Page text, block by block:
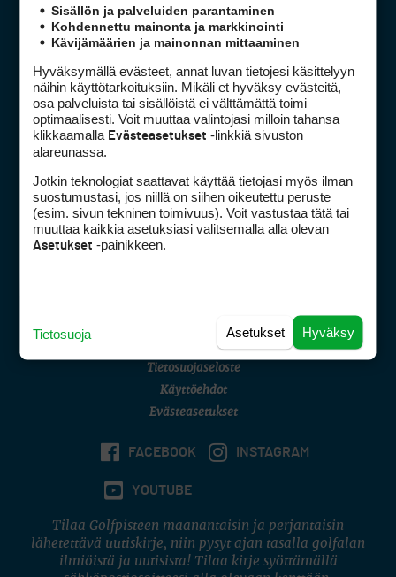
Golfpiste mediakortti
Golfpisteen yhteystiedot
DSA avoimuusraportti
Asiakaspalvelu
(digi) digi@otavamedia.fi
Tietosuojaseloste
Käyttöehdot
Evästeasetukset
FACEBOOK INSTAGRAM
YOUTUBE
Tilaa Golfpisteen maanantaisin ja perjantaisin
lähetettävä uutiskirje, niin pysyt ajan tasalla golfalan
ilmiöistä ja uutisista! Tilaa kirje syöttämällä
Sisällön ja palveluiden parantaminen
Kohdennettu mainonta ja markkinointi
Kävijämäärien ja mainonnan mittaaminen
Hyväksymällä evästeet, annat luvan tietojesi käsittelyyn
näihin käyttötarkoituksiin. Mikäli et hyväksy evästeitä,
osa palveluista tai sisällöistä ei välttämättä toimi
optimaalisesti. Voit muuttaa valintojasi milloin tahansa
klikkaamalla Evästeasetukset -linkkiä sivuston
alareunassa.
Jotkin teknologiat saattavat käyttää tietojasi myös ilman
suostumustasi, jos niillä on siihen oikeutettu peruste
(esim. sivun tekninen toimivuus). Voit vastustaa tätä tai
muuttaa kaikkia asetuksiasi valitsemalla alla olevan
Asetukset -painikkeen.
Hyväksy
Asetukset
Tietosuoja